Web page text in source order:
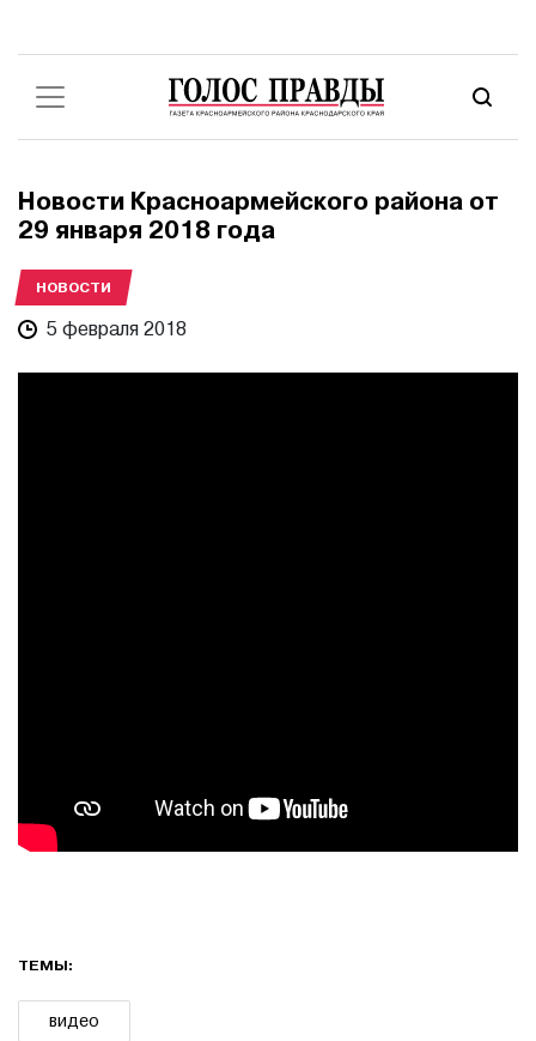
Новости Красноармейского района от
29 января 2018 года
НОВОСТИ
5 февраля 2018
ТЕМЫ:
видео